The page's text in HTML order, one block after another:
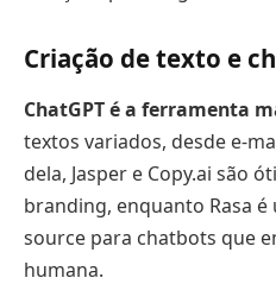
Criação de texto e
ChatGPT é a ferramenta
textos variados, desde e-
dela, Jasper e Copy.ai são
branding, enquanto Rasa
source para chatbots que
humana.